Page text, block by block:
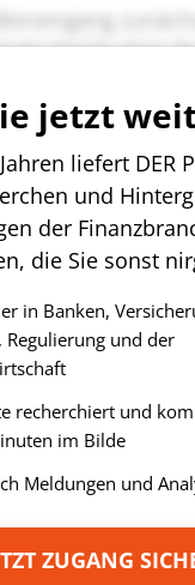
jetzt
liefert DER
und
der
die Sie sonst
in Banken,
Regulierung und der
recherchiert und
im Bilde
Meldungen und
ZUGANG